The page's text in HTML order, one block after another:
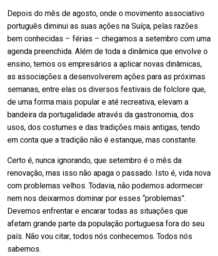
Depois do mês de agosto, onde o movimento associativo
português diminui as suas ações na Suíça, pelas razões
bem conhecidas – férias – chegamos a setembro com uma
agenda preenchida. Além de toda a dinâmica que envolve o
ensino, temos os empresários a aplicar novas dinâmicas,
as associações a desenvolverem ações para as próximas
semanas, entre elas os diversos festivais de folclore que,
de uma forma mais popular e até recreativa, elevam a
bandeira da portugalidade através da gastronomia, dos
usos, dos costumes e das tradições mais antigas, tendo
em conta que a tradição não é estanque, mas constante.
Certo é, nunca ignorando, que setembro é o mês da
renovação, mas isso não apaga o passado. Isto é, vida nova
com problemas velhos. Todavia, não podemos adormecer
nem nos deixarmos dominar por esses “problemas”.
Devemos enfrentar e encarar todas as situações que
afetam grande parte da população portuguesa fora do seu
país. Não vou citar, todos nós conhecemos. Todos nós
sabemos.